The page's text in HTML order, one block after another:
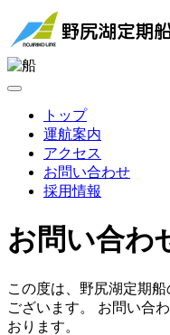
トップ
運航案内
アクセス
お問い合わせ
採用情報
お問い合わ
この度は、野尻湖定期
ございます。 お問い合
おります。